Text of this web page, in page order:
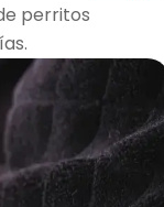
perritos